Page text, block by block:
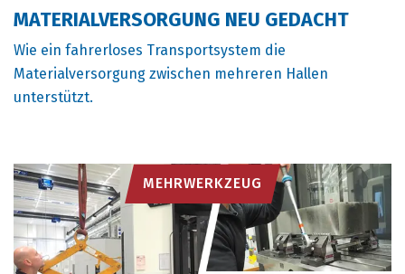
MATERIALVERSORGUNG NEU GEDACHT
Wie ein fahrerloses Transportsystem die
Materialversorgung zwischen mehreren Hallen
unterstützt.
MEHRWERKZEUG